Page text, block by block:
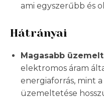
ami egyszerűbb és
Hátrányai
Magasabb
elektromos áram
energiaforrás, mint
üzemeltetése